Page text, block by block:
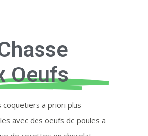
Oeufs
coquetiers a priori plus
avec des oeufs de poules a